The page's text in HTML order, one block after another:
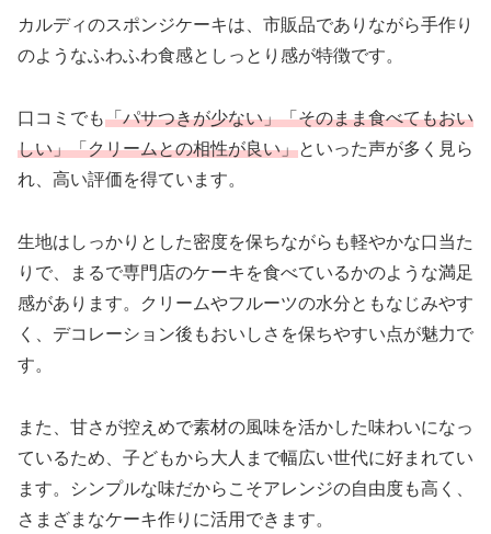
カルディのスポンジケーキは、市販品でありながら手作り
のようなふわふわ食感としっとり感が特徴です。
口コミでも「パサつきが少ない」「そのまま食べてもおい
しい」「クリームとの相性が良い」といった声が多く見ら
れ、高い評価を得ています。
生地はしっかりとした密度を保ちながらも軽やかな口当た
りで、まるで専門店のケーキを食べているかのような満足
感があります。クリームやフルーツの水分ともなじみやす
く、デコレーション後もおいしさを保ちやすい点が魅力で
す。
また、甘さが控えめで素材の風味を活かした味わいになっ
ているため、子どもから大人まで幅広い世代に好まれてい
ます。シンプルな味だからこそアレンジの自由度も高く、
さまざまなケーキ作りに活用できます。